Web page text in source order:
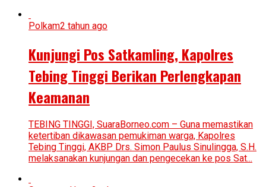
Polkam2 tahun ago
Kunjungi Pos Satkamling, Kapolres
Tebing Tinggi Berikan Perlengkapan
Keamanan
TEBING TINGGI, SuaraBorneo.com – Guna memastikan
ketertiban dikawasan pemukiman warga, Kapolres
Tebing Tinggi, AKBP Drs. Simon Paulus Sinulingga, S.H.
melaksanakan kunjungan dan pengecekan ke pos Sat...